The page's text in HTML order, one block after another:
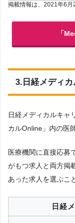
掲載情報は、2021年6月
「
3.日経メディ
日経メディカルキャ
カルOnline」内の医
医療機関に直接応募
がもつ求人と両方掲
あった求人を選ぶこ
日経